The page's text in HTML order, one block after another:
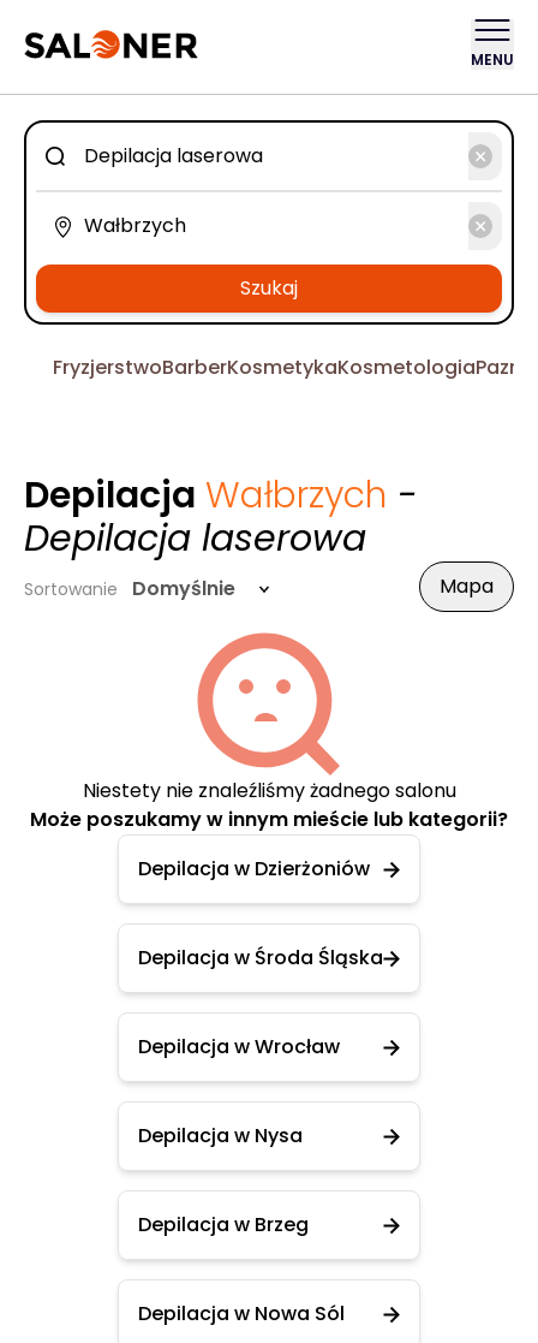
MENU
Szukaj
FryzjerstwoBarberKosmetykaKosmetologia
Depilacja Wałbrzych -
Depilacja laserowa
Sortowanie Domyślnie Mapa
Niestety nie znaleźliśmy żadnego salonu
Może poszukamy w innym mieście lub kategorii?
Depilacja w Dzierżoniów
Depilacja w Środa Śląska
Depilacja w Wrocław
Depilacja w Nysa
Depilacja w Brzeg
Depilacja w Nowa Sól